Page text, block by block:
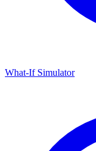
What-If Simulator